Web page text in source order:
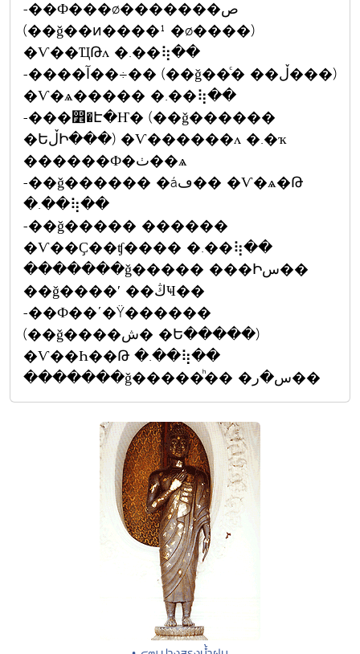
-��Ф���ø�������ص
(��ǧ��ͷ����¹ �ø����)
�Ѵ��ҴԹᴧ �.��⢷��
-����آ��÷�� (��ǧ��ͨ� ��ڵ���)
�Ѵ�ѧ����� �.��⢷��
-���෾�Է�Ҥ� (��ǧ������
�ԵڵԻ���) �Ѵ������ᴧ �.�ҡ
������Ф�ٺ��ѧ
-��ǧ������ �áڡ�� �Ѵ�ѧ�Թ
�.��⢷��
-��ǧ����� ������
�Ѵ��Ҫ��ʧ���� �.��⢷��
�������ǧ����� ���Իس��
��ǧ����ʹ ��ڭҸ��
-��Ф��ʹ�Ÿ������
(��ǧ����ش� �Ե�����)
�Ѵ��Һ��Թ �.��⢷��
�������ǧ�����ͪ�� �س�ر��